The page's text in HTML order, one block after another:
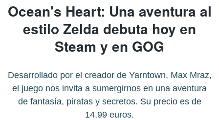
Ocean's Heart: Una aventura al
estilo Zelda debuta hoy en
Steam y en GOG
Desarrollado por el creador de Yarntown, Max Mraz,
el juego nos invita a sumergirnos en una aventura
de fantasía, piratas y secretos. Su precio es de
14,99 euros.